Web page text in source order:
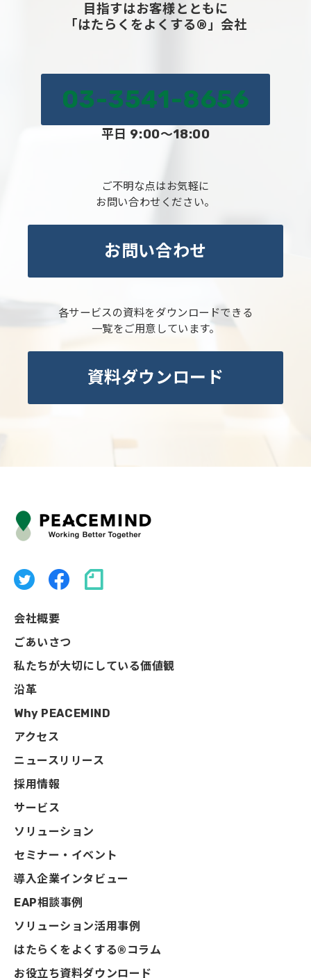
目指すはお客様とともに
「はたらくをよくする®」会社
03-3541-8656
平日 9:00～18:00
ご不明な点はお気軽に
お問い合わせください。
お問い合わせ
各サービスの資料をダウンロードできる
一覧をご用意しています。
資料ダウンロード
会社概要
ごあいさつ
私たちが大切にしている価値観
沿革
Why PEACEMIND
アクセス
ニュースリリース
採用情報
サービス
ソリューション
セミナー・イベント
導入企業インタビュー
EAP相談事例
ソリューション活用事例
はたらくをよくする®コラム
お役立ち資料ダウンロード